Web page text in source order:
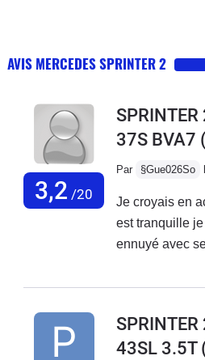
AVIS MERCEDES SPRINTER 2
3,2 /20
37S BVA7
Par §Gue026So
Je croyais en
est tranquille
ennuyé avec
je reste avec
mois avec
lâché, peinture
43SL 3.5T